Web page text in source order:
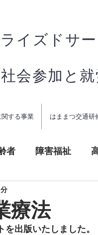
イズドサ
会参加と
する事業 はままつ交通研
者 障害福祉
療法
出版いたしました。